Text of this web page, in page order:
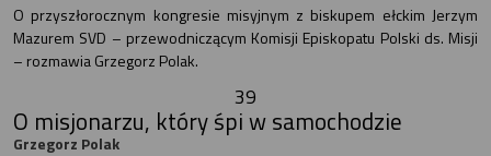
O przyszłorocznym kongresie misyjnym z biskupem ełckim Jerzym
Mazurem SVD – przewodniczącym Komisji Episkopatu Polski ds. Misji
– rozmawia Grzegorz Polak.
39
O misjonarzu, który śpi w samochodzie
Grzegorz Polak